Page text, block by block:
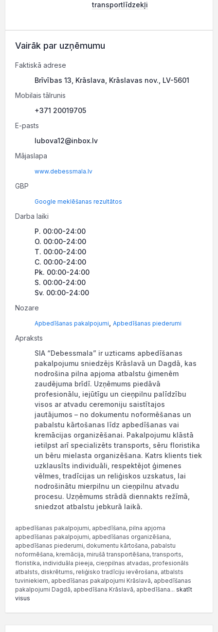
transportlīdzekļi
Vairāk par uzņēmumu
Faktiskā adrese
Brīvības 13, Krāslava, Krāslavas nov., LV-5601
Mobilais tālrunis
+371 20019705
E-pasts
lubova12@inbox.lv
Mājaslapa
www.debessmala.lv
GBP
Google meklēšanas rezultātos
Darba laiki
P. 00:00-24:00
O. 00:00-24:00
T. 00:00-24:00
C. 00:00-24:00
Pk. 00:00-24:00
S. 00:00-24:00
Sv. 00:00-24:00
Nozare
Apbedīšanas pakalpojumi Apbedīšanas piederumi
Apraksts
SIA “Debessmala” ir uzticams apbedīšanas
pakalpojumu sniedzējs Krāslavā un Dagdā, kas
nodrošina pilna apjoma atbalstu ģimenēm
zaudējuma brīdī. Uzņēmums piedāvā
profesionālu, iejūtīgu un cieņpilnu palīdzību
visos ar atvadu ceremoniju saistītajos
jautājumos – no dokumentu noformēšanas un
pabalstu kārtošanas līdz apbedīšanas vai
kremācijas organizēšanai. Pakalpojumu klāstā
ietilpst arī specializēts transports, sēru floristika
un bēru mielasta organizēšana. Katrs klients tiek
uzklausīts individuāli, respektējot ģimenes
vēlmes, tradīcijas un reliģiskos uzskatus, lai
nodrošinātu mierpilnu un cieņpilnu atvadu
procesu. Uzņēmums strādā diennakts režīmā,
sniedzot atbalstu jebkurā laikā.
apbedīšanas pakalpojumi, apbedīšana, pilna apjoma
apbedīšanas pakalpojumi, apbedīšanas organizēšana,
apbedīšanas piederumi, dokumentu kārtošana, pabalstu
noformēšana, kremācija, mirušā transportēšana, transports,
floristika, individuāla pieeja, cieņpilnas atvadas, profesionāls
atbalsts, diskrētums, reliģisko tradīciju ievērošana, atbalsts
tuviniekiem, apbedīšanas pakalpojumi Krāslavā, apbedīšanas
pakalpojumi Dagdā, apbedīšana Krāslavā, apbedīšana... skatīt
visus